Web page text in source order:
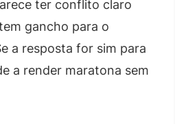
ter conflito claro
gancho para o
a resposta for sim para
a render maratona sem